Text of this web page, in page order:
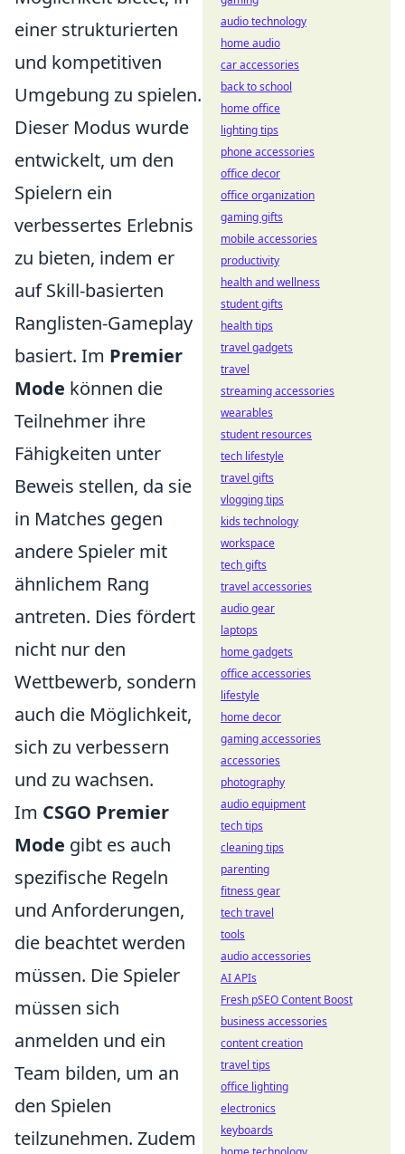
einer strukturierten
und kompetitiven
Umgebung zu spielen.
Dieser Modus wurde
entwickelt, um den
Spielern ein
verbessertes Erlebnis
zu bieten, indem er
auf Skill-basierten
Ranglisten-Gameplay
basiert. Im Premier
Mode können die
Teilnehmer ihre
Fähigkeiten unter
Beweis stellen, da sie
in Matches gegen
andere Spieler mit
ähnlichem Rang
antreten. Dies fördert
nicht nur den
Wettbewerb, sondern
auch die Möglichkeit,
sich zu verbessern
und zu wachsen.
Im CSGO Premier
Mode gibt es auch
spezifische Regeln
und Anforderungen,
die beachtet werden
müssen. Die Spieler
müssen sich
anmelden und ein
Team bilden, um an
den Spielen
teilzunehmen. Zudem
audio technology
home audio
car accessories
back to school
home office
lighting tips
phone accessories
office decor
office organization
gaming gifts
mobile accessories
productivity
health and wellness
student gifts
health tips
travel gadgets
travel
streaming accessories
wearables
student resources
tech lifestyle
travel gifts
vlogging tips
kids technology
workspace
tech gifts
travel accessories
audio gear
laptops
home gadgets
office accessories
lifestyle
home decor
gaming accessories
accessories
photography
audio equipment
tech tips
cleaning tips
parenting
fitness gear
tech travel
tools
audio accessories
AI APIs
Fresh pSEO Content Boost
business accessories
content creation
travel tips
office lighting
electronics
keyboards